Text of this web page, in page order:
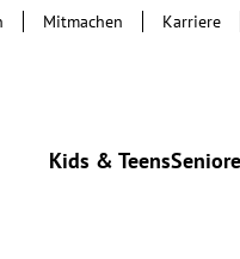
Kids & Teens
Mitmachen Karriere